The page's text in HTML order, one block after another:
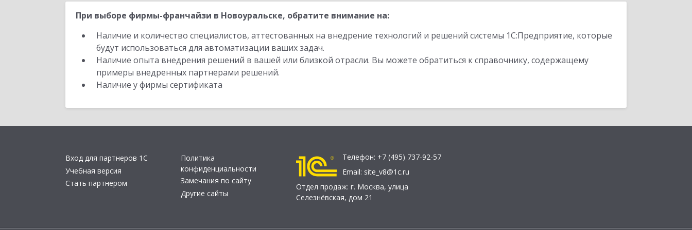
При выборе фирмы-франчайзи в Новоуральске, обратите внимание на:
Наличие и количество специалистов, аттестованных на внедрение технологий и решений системы 1С:Предприятие, которые
будут использоваться для автоматизации ваших задач.
Наличие опыта внедрения решений в вашей или близкой отрасли. Вы можете обратиться к справочнику, содержащему
примеры внедренных партнерами решений.
Наличие у фирмы сертификата
Вход для партнеров 1С
Учебная версия
Стать партнером
Политика
конфиденциальности
Замечания по сайту
Другие сайты
Телефон: +7 (495) 737-92-57
Email: site_v8@1c.ru
Отдел продаж: г. Москва, улица
Селезнёвская, дом 21